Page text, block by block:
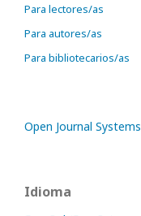
Para lectores/as
Para autores/as
Para bibliotecarios/as
Open Journal Systems
Idioma